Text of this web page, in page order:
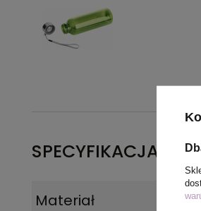
SPECYFIKACJA
Materiał